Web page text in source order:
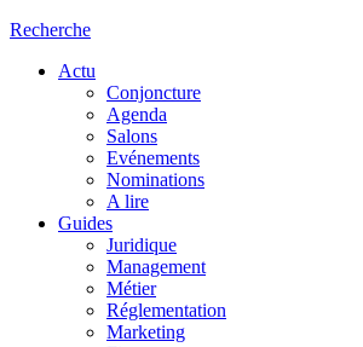
Recherche
Actu
Conjoncture
Agenda
Salons
Evénements
Nominations
A lire
Guides
Juridique
Management
Métier
Réglementation
Marketing